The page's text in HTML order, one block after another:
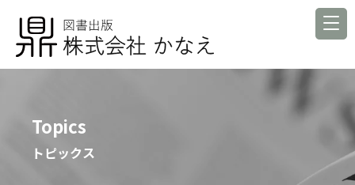
Topics
トピックス